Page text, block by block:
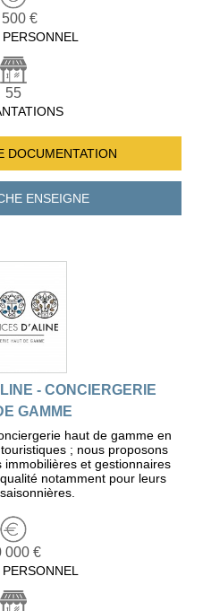
500 €
55
DOCUMENTATION
ENSEIGNE
- CONCIERGERIE
GAMME
haut de gamme en
; nous proposons
et gestionnaires
notamment pour leurs
000 €